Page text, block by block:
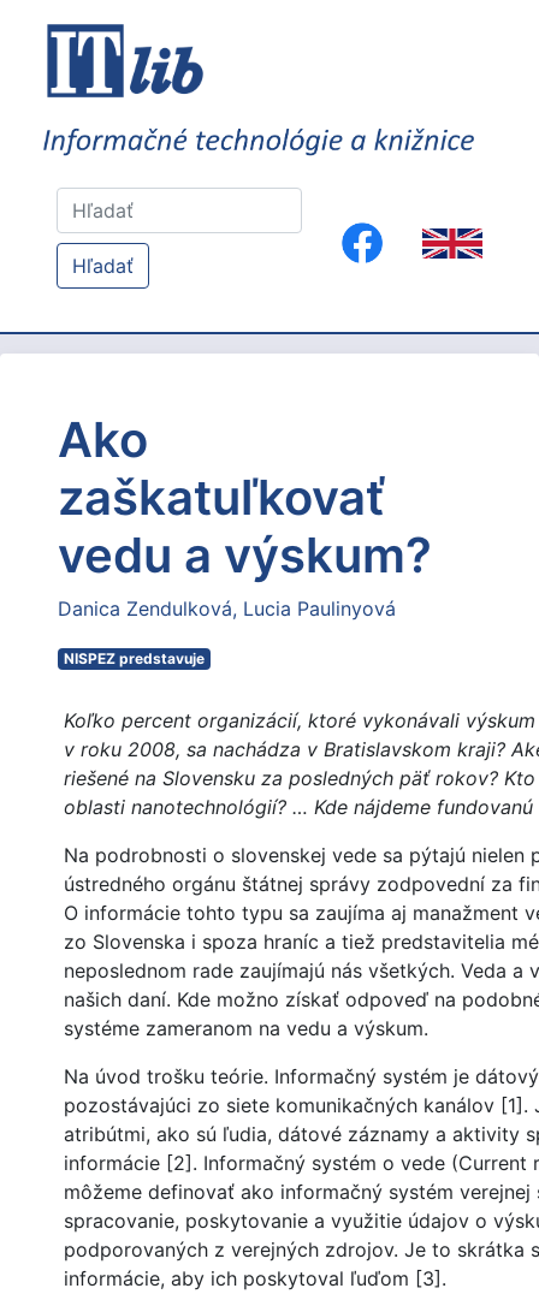
Hľadať
Ako
zaškatuľkovať
vedu a výskum?
Danica Zendulková Lucia Paulinyová
NISPEZ predstavuje
Koľko percent organizácií, ktoré vykonávali
v roku 2008, sa nachádza v Bratislavskom kraji?
riešené na Slovensku za posledných päť rokov?
oblasti nanotechnológií? … Kde nájdeme
Na podrobnosti o slovenskej vede sa pýtajú nielen
ústredného orgánu štátnej správy zodpovední za
O informácie tohto typu sa zaujíma aj manažment
zo Slovenska i spoza hraníc a tiež predstavitelia
neposlednom rade zaujímajú nás všetkých. Veda a
našich daní. Kde možno získať odpoveď na
systéme zameranom na vedu a výskum.
Na úvod trošku teórie. Informačný systém je
pozostávajúci zo siete komunikačných kanálov
atribútmi, ako sú ľudia, dátové záznamy a aktivity
informácie [2]. Informačný systém o vede (Current
môžeme definovať ako informačný systém
spracovanie, poskytovanie a využitie údajov o
podporovaných z verejných zdrojov. Je to skrátka
informácie, aby ich poskytoval ľuďom [3].